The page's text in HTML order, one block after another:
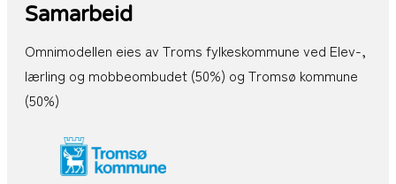
Samarbeid
Omnimodellen eies av Troms fylkeskommune ved Elev-,
lærling og mobbeombudet (50%) og Tromsø kommune
(50%)